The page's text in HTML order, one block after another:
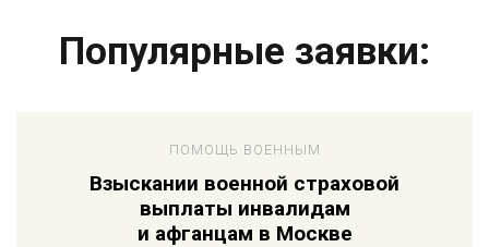
Популярные заявки:
ПОМОЩЬ ВОЕННЫМ
Взыскании военной страховой
выплаты инвалидам
и афганцам в Москве